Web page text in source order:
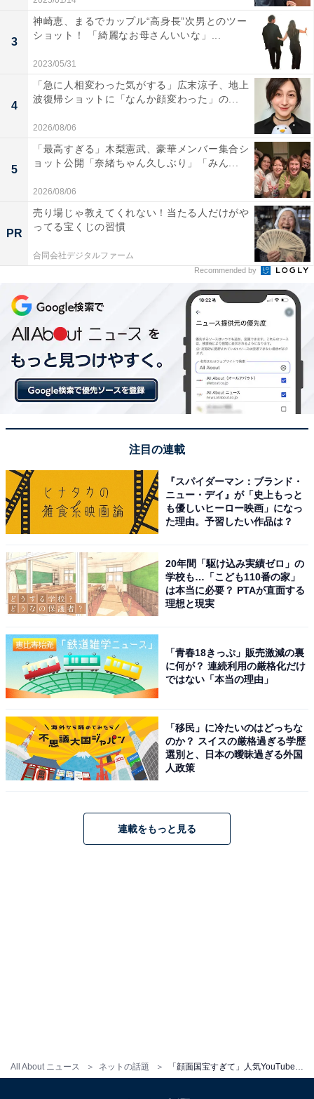
All About ニュース ネットの話題
3
神崎恵、まるでカップル“高身長”次男とのツー
ショット！ 「綺麗なお母さんいいな」...
2023/05/31
4
「急に人相変わった気がする」広末涼子、地上
波復帰ショットに「なんか顔変わった」の...
2026/08/06
5
「最高すぎる」木梨憲武、豪華メンバー集合シ
ョット公開「奈緒ちゃん久しぶり」「みん...
2026/08/06
PR
売り場じゃ教えてくれない！当たる人だけがや
ってる宝くじの習慣
合同会社デジタルファーム
Recommended by
注目の連載
『スパイダーマン：ブランド・
ニュー・デイ』が「史上もっと
も優しいヒーロー映画」になっ
た理由。予習したい作品は？
20年間「駆け込み実績ゼロ」の
学校も…「こども110番の家」
は本当に必要？ PTAが直面する
理想と現実
「青春18きっぷ」販売激減の裏
に何が？ 連続利用の厳格化だけ
ではない「本当の理由」
「移民」に冷たいのはどっちな
のか？ スイスの厳格過ぎる学歴
選別と、日本の曖昧過ぎる外国
人政策
連載をもっと見る